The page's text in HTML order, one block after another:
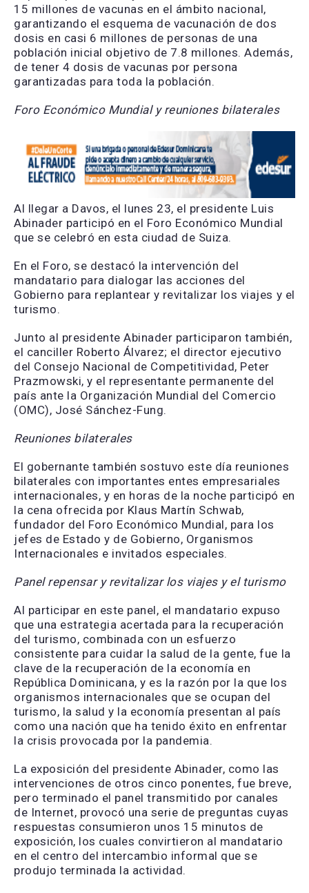
15 millones de vacunas en el ámbito nacional,
garantizando el esquema de vacunación de dos
dosis en casi 6 millones de personas de una
población inicial objetivo de 7.8 millones. Además,
de tener 4 dosis de vacunas por persona
garantizadas para toda la población.
Foro Económico Mundial y reuniones bilaterales
Al llegar a Davos, el lunes 23, el presidente Luis
Abinader participó en el Foro Económico Mundial
que se celebró en esta ciudad de Suiza.
En el Foro, se destacó la intervención del
mandatario para dialogar las acciones del
Gobierno para replantear y revitalizar los viajes y el
turismo.
Junto al presidente Abinader participaron también,
el canciller Roberto Álvarez; el director ejecutivo
del Consejo Nacional de Competitividad, Peter
Prazmowski, y el representante permanente del
país ante la Organización Mundial del Comercio
(OMC), José Sánchez-Fung.
Reuniones bilaterales
El gobernante también sostuvo este día reuniones
bilaterales con importantes entes empresariales
internacionales, y en horas de la noche participó en
la cena ofrecida por Klaus Martín Schwab,
fundador del Foro Económico Mundial, para los
jefes de Estado y de Gobierno, Organismos
Internacionales e invitados especiales.
Panel repensar y revitalizar los viajes y el turismo
Al participar en este panel, el mandatario expuso
que una estrategia acertada para la recuperación
del turismo, combinada con un esfuerzo
consistente para cuidar la salud de la gente, fue la
clave de la recuperación de la economía en
República Dominicana, y es la razón por la que los
organismos internacionales que se ocupan del
turismo, la salud y la economía presentan al país
como una nación que ha tenido éxito en enfrentar
la crisis provocada por la pandemia.
La exposición del presidente Abinader, como las
intervenciones de otros cinco ponentes, fue breve,
pero terminado el panel transmitido por canales
de Internet, provocó una serie de preguntas cuyas
respuestas consumieron unos 15 minutos de
exposición, los cuales convirtieron al mandatario
en el centro del intercambio informal que se
produjo terminada la actividad.